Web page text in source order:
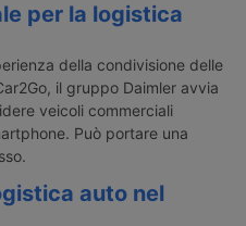
per la logistica
della condivisione delle
il gruppo Daimler avvia
veicoli commerciali
Può portare una
auto nel